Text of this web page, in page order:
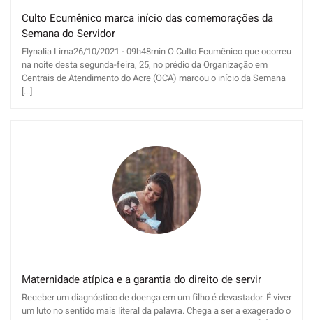
Culto Ecumênico marca início das comemorações da
Semana do Servidor
Elynalia Lima26/10/2021 - 09h48min O Culto Ecumênico que ocorreu
na noite desta segunda-feira, 25, no prédio da Organização em
Centrais de Atendimento do Acre (OCA) marcou o início da Semana
[...]
Maternidade atípica e a garantia do direito de servir
Receber um diagnóstico de doença em um filho é devastador. É viver
um luto no sentido mais literal da palavra. Chega a ser a exagerado o